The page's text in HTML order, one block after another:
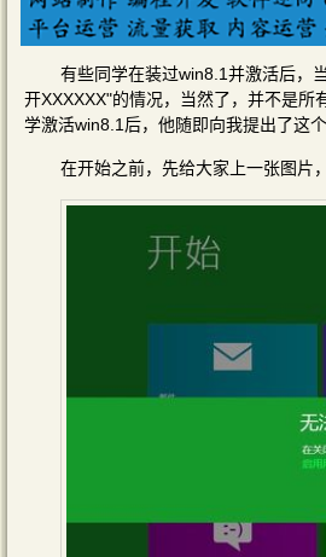
有些同学在装过win8.1并激活后，
开XXXXXX"的情况，当然了，并不是
学激活win8.1后，他随即向我提出了这
在开始之前，先给大家上一张图片